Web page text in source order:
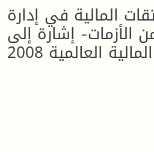
المالية في إدارة
الأزمات- إشارة إلى
العالمية 2008